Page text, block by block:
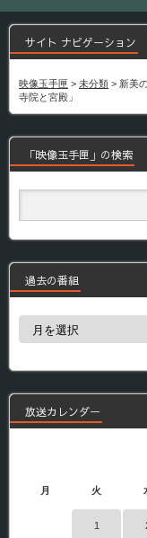
サイト ナビゲーション
映像玉手匣 > 未分類 > 新美
寺院と宮殿」
「映像玉手匣」の検索
過去の番組
過
組
放送カレンダー
月 火
1